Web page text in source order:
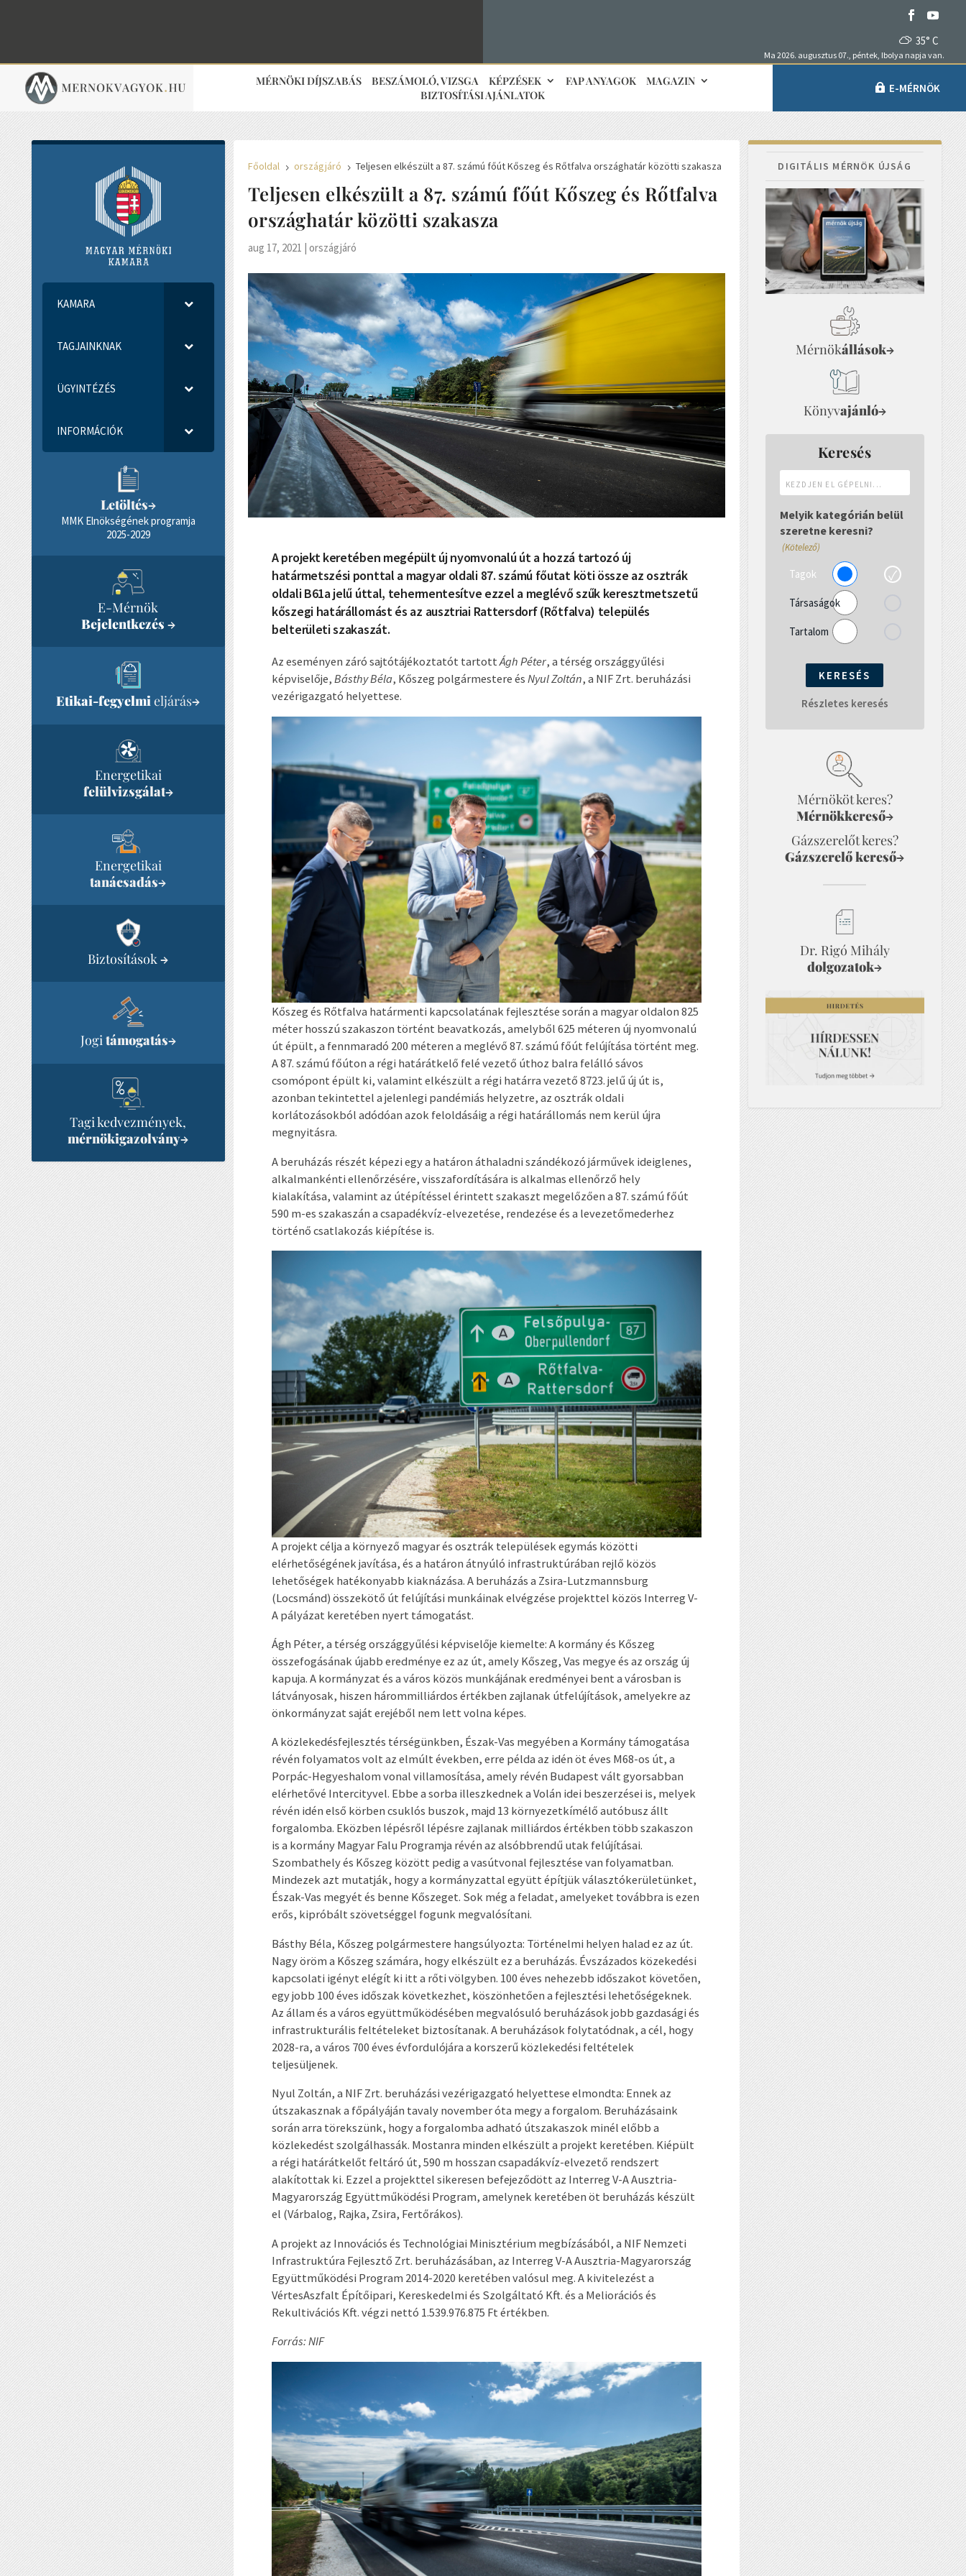
35° C
Ma 2026. augusztus 07., péntek, Ibolya napja van.
MÉRNÖKI DÍJSZABÁS BESZÁMOLÓ, VIZSGA KÉPZÉSEK FAP ANYAGOK
MAGAZIN
BIZTOSÍTÁSI AJÁNLATOK
E-MÉRNÖK
KAMARA
TAGJAINKNAK
ÜGYINTÉZÉS
INFORMÁCIÓK
Letöltés→
MMK Elnökségének programja
2025-2029
E-Mérnök
Bejelentkezés →
Etikai-fegyelmieljárás→
Energetikai
felülvizsgálat→
Energetikai
tanácsadás→
Biztosítások→
Jogitámogatás→
Tagi kedvezmények,
mérnökigazolvány→
Főoldal 5 országjáró 5 Teljesen elkészült a 87. számú főút Kőszeg és Rőtfalva országhatár közötti szakasza
Teljesen elkészült a 87. számú főút Kőszeg és Rőtfalva
országhatár közötti szakasza
aug 17, 2021 | országjáró
A projekt keretében megépült új nyomvonalú út a hozzá tartozó új
határmetszési ponttal a magyar oldali 87. számú főutat köti össze az osztrák
oldali B61a jelű úttal, tehermentesítve ezzel a meglévő szűk keresztmetszetű
kőszegi határállomást és az ausztriai Rattersdorf (Rőtfalva) település
belterületi szakaszát.
Az eseményen záró sajtótájékoztatót tartottÁgh Péter, a térség országgyűlési
képviselője, Básthy Béla, Kőszeg polgármestere és Nyul Zoltán, a NIF Zrt. beruházási
vezérigazgató helyettese.
Kőszeg és Rőtfalva határmenti kapcsolatának fejlesztése során a magyar oldalon 825
méter hosszú szakaszon történt beavatkozás, amelyből 625 méteren új nyomvonalú
út épült, a fennmaradó 200 méteren a meglévő 87. számú főút felújítása történt meg.
A 87. számú főúton a régi határátkelő felé vezető úthoz balra felálló sávos
csomópont épült ki, valamint elkészült a régi határra vezető 8723. jelű új út is,
azonban tekintettel a jelenlegi pandémiás helyzetre, az osztrák oldali
korlátozásokból adódóan azok feloldásáig a régi határállomás nem kerül újra
megnyitásra.
A beruházás részét képezi egy a határon áthaladni szándékozó járművek ideiglenes,
alkalmankénti ellenőrzésére, visszafordítására is alkalmas ellenőrző hely
kialakítása, valamint az útépítéssel érintett szakaszt megelőzően a 87. számú főút
590 m-es szakaszán a csapadékvíz-elvezetése, rendezése és a levezetőmederhez
történő csatlakozás kiépítése is.
A projekt célja a környező magyar és osztrák települések egymás közötti
elérhetőségének javítása, és a határon átnyúló infrastruktúrában rejlő közös
lehetőségek hatékonyabb kiaknázása. A beruházás a Zsira-Lutzmannsburg
(Locsmánd) összekötő út felújítási munkáinak elvégzése projekttel közös Interreg V-
A pályázat keretében nyert támogatást.
Ágh Péter, a térség országgyűlési képviselője kiemelte: A kormány és Kőszeg
összefogásának újabb eredménye ez az út, amely Kőszeg, Vas megye és az ország új
kapuja. A kormányzat és a város közös munkájának eredményei bent a városban is
látványosak, hiszen hárommilliárdos értékben zajlanak útfelújítások, amelyekre az
önkormányzat saját erejéből nem lett volna képes.
A közlekedésfejlesztés térségünkben, Észak-Vas megyében a Kormány támogatása
révén folyamatos volt az elmúlt években, erre példa az idén öt éves M68-os út, a
Porpác-Hegyeshalom vonal villamosítása, amely révén Budapest vált gyorsabban
elérhetővé Intercityvel. Ebbe a sorba illeszkednek a Volán idei beszerzései is, melyek
révén idén első körben csuklós buszok, majd 13 környezetkímélő autóbusz állt
forgalomba. Eközben lépésről lépésre zajlanak milliárdos értékben több szakaszon
is a kormány Magyar Falu Programja révén az alsóbbrendű utak felújításai.
Szombathely és Kőszeg között pedig a vasútvonal fejlesztése van folyamatban.
Mindezek azt mutatják, hogy a kormányzattal együtt építjük választókerületünket,
Észak-Vas megyét és benne Kőszeget. Sok még a feladat, amelyeket továbbra is ezen
erős, kipróbált szövetséggel fogunk megvalósítani.
Básthy Béla, Kőszeg polgármestere hangsúlyozta: Történelmi helyen halad ez az út.
Nagy öröm a Kőszeg számára, hogy elkészült ez a beruházás. Évszázados közekedési
kapcsolati igényt elégít ki itt a rőti völgyben. 100 éves nehezebb időszakot követően,
egy jobb 100 éves időszak következhet, köszönhetően a fejlesztési lehetőségeknek.
Az állam és a város együttműködésében megvalósuló beruházások jobb gazdasági és
infrastrukturális feltételeket biztosítanak. A beruházások folytatódnak, a cél, hogy
2028-ra, a város 700 éves évfordulójára a korszerű közlekedési feltételek
teljesüljenek.
Nyul Zoltán, a NIF Zrt. beruházási vezérigazgató helyettese elmondta: Ennek az
útszakasznak a főpályáján tavaly november óta megy a forgalom. Beruházásaink
során arra törekszünk, hogy a forgalomba adható útszakaszok minél előbb a
közlekedést szolgálhassák. Mostanra minden elkészült a projekt keretében. Kiépült
a régi határátkelőt feltáró út, 590 m hosszan csapadákvíz-elvezető rendszert
alakítottak ki. Ezzel a projekttel sikeresen befejeződött az Interreg V-A Ausztria-
Magyarország Együttműködési Program, amelynek keretében öt beruházás készült
el (Várbalog, Rajka, Zsira, Fertőrákos).
A projekt az Innovációs és Technológiai Minisztérium megbízásából, a NIF Nemzeti
Infrastruktúra Fejlesztő Zrt. beruházásában, az Interreg V-A Ausztria-Magyarország
Együttműködési Program 2014-2020 keretében valósul meg. A kivitelezést a
VértesAszfalt Építőipari, Kereskedelmi és Szolgáltató Kft. és a Meliorációs és
Rekultivációs Kft. végzi nettó 1.539.976.875 Ft értékben.
Forrás: NIF
DIGITÁLIS MÉRNÖK ÚJSÁG
Mérnökállások→
Könyvajánló→
Keresés
el
gépelni...
Melyik kategórián belül
szeretne keresni?
(Kötelező)
Tagok
Társaságok
Tartalom
Részletes keresés
Mérnököt keres?
Mérnökkereső→
Gázszerelőt keres?
Gázszerelő kereső→
Dr. Rigó Mihály
dolgozatok→